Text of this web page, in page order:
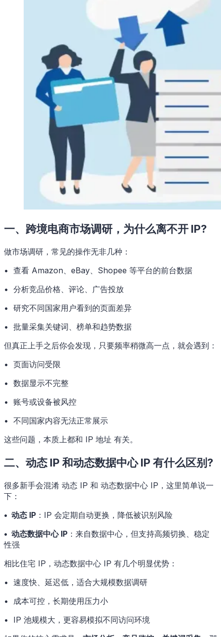
一、跨境电商市场调研，为什么离不开 IP?
做市场调研，常见的操作无非几种：
• 查看 Amazon、eBay、Shopee 等平台的前台数据
• 分析竞品价格、评论、广告投放
• 研究不同国家用户看到的页面差异
• 批量采集关键词、榜单和趋势数据
但真正上手之后你会发现，只要频率稍微高一点，就会遇到：
• 页面访问受限
• 数据显示不完整
• 账号或设备被风控
• 不同国家内容无法正常展示
这些问题，本质上都和 IP 地址 有关。
二、动态 IP 和动态数据中心 IP 有什么区别?
很多新手会混淆 动态 IP 和 动态数据中心 IP，这里简单说一
下：
• 动态 IP ：IP 会定期自动更换，降低被识别风险
• 动态数据中心 IP ：来自数据中心，但支持高频切换、稳定
性强
相比住宅 IP，动态数据中心 IP 有几个明显优势：
• 速度快、延迟低，适合大规模数据调研
• 成本可控，长期使用压力小
• IP 池规模大，更容易模拟不同访问环境